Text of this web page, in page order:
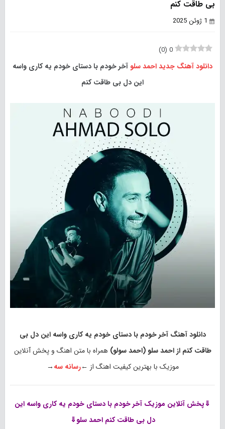
بی طاقت کنم
1 ژوئن 2025
0
(
0
)
دانلود آهنگ جدیداحمد سلو آخر خودم با دستای خودم یه کاری واسه
این دل بی طاقت کنم
دانلود آهنگ آخر خودم با دستای خودم یه کاری واسه این دل بی
طاقت کنم از احمد سلو (احمد سولو)همراه با متن اهنگ و پخش آنلاین
موزیک با بهترین کیفیت اهنگ از ←رسانه سه→
⇓پخش آنلاین موزیک آخر خودم با دستای خودم یه کاری واسه این
دل بی طاقت کنم احمد سلو⇓